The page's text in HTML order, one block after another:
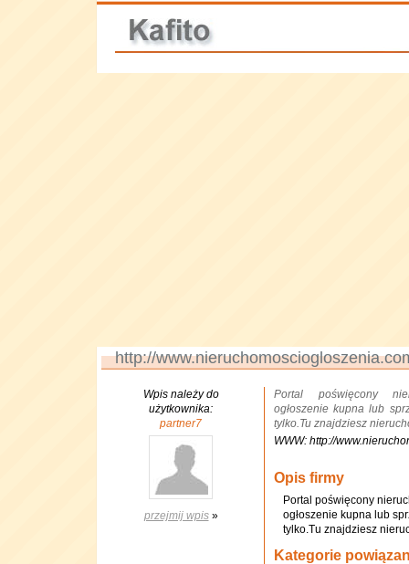
http://
Wpis należy do
użytkownika:
partner7
przejmij wpis»
Portal poświęcony
ogłoszenie kupna lub
tylko.Tu znajdziesz
WWW: http://
Opis firmy
Portal poświęcony
ogłoszenie kupna lub
tylko.Tu znajdziesz
Kategorie